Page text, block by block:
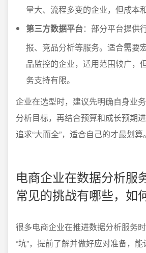
量大、流程多变的企业，但成本
第三方数据平台：部分平台提供
报、竞品分析等服务。适合需要
品监控的企业，适用范围较广，
务支持有限。
企业在选型时，建议先明确自身业
分析目标，再结合预算和成长预期
追求“大而全”，适合自己的才最划算。
电商企业在数据分析服
常见的挑战有哪些，如
很多电商企业在推进数据分析服务
“坑”，提前了解并做好应对准备，